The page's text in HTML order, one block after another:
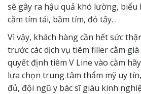
sẽ gây ra hậu quả khó lường,
cằm tím tái, bầm tím, đỏ tấy. .
Vì vậy, khách hàng cần hết sức
trước các dịch vụ tiêm filler cằm
quyết định tiêm V Line vào cằm
lựa chọn trung tâm thẩm mỹ uy
đủ, đội ngũ y bác sĩ giàu kinh